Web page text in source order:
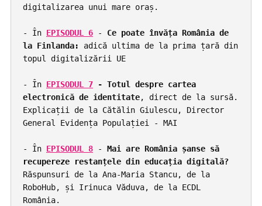
digitalizarea unui mare oraș.
- În EPISODUL 6 - Ce poate învăța România de
la Finlanda:
adică ultima de la prima țară din
topul digitalizării UE
- În EPISODUL 7 - Totul despre cartea
electronică de identitate, direct de la sursă.
Explicații de la Cătălin Giulescu, Director
General Evidența Populației - MAI
- În EPISODUL 8 - Mai are România șanse să
recupereze restanțele din educația digitală?
Răspunsuri de la Ana-Maria Stancu, de la
RoboHub, și Irinuca Văduva, de la ECDL
România.